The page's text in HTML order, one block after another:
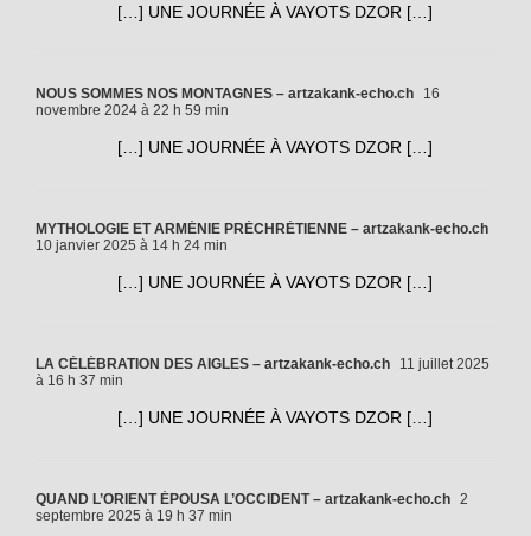
[…] UNE JOURNÉE À VAYOTS DZOR […]
NOUS SOMMES NOS MONTAGNES – artzakank-echo.ch
16
novembre 2024 à 22 h 59 min
[…] UNE JOURNÉE À VAYOTS DZOR […]
MYTHOLOGIE ET ARMÉNIE PRÉCHRÉTIENNE – artzakank-echo.ch
10 janvier 2025 à 14 h 24 min
[…] UNE JOURNÉE À VAYOTS DZOR […]
LA CÉLÉBRATION DES AIGLES – artzakank-echo.ch
11 juillet 2025
à 16 h 37 min
[…] UNE JOURNÉE À VAYOTS DZOR […]
QUAND L’ORIENT ÉPOUSA L’OCCIDENT – artzakank-echo.ch 2
septembre 2025 à 19 h 37 min